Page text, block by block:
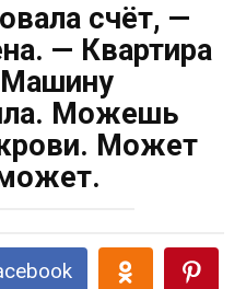
счёт, —
— Квартира
Можешь
Может